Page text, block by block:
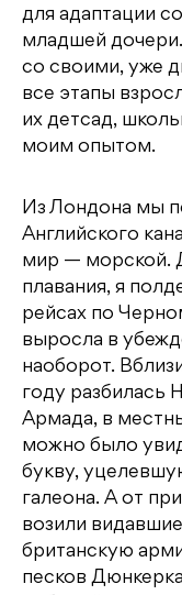
для адаптации
младшей
со своими, уже
все этапы
их детсад,
моим опытом.
Из Лондона мы
Английского
мир — морской.
плавания, я
рейсах по
выросла в
наоборот.
году разбилась
Армада, в
можно было
букву,
галеона. А от
возили
британскую
песков